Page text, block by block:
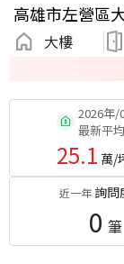
高雄市左營區
大樓
2026年/
最新平
25.1 萬/
近一年詢問
0 筆